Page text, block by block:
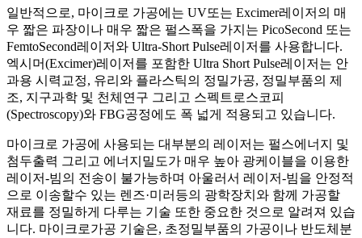
일반적으로, 마이크로 가공에는 UV또는 Excimer레이저의 매
우 짧은 파장이나 매우 짧은 펄스폭을 가지는 PicoSecond 또는
FemtoSecond레이저와 Ultra-Short Pulse레이저를 사용합니다.
엑시머(Excimer)레이저를 포함한 Ultra Short Pulse레이저는 안
과용 시력교정, 유리와 플라스틱의 정밀가공, 정밀부품의 제
조, 지구과학 및 천체연구 그리고 스펙트로스코피
(Spectroscopy)와 FBG공정에도 폭 넓게 적용되고 있습니다.
마이크로 가공에 사용되는 대부분의 레이저는 펄스에너지 및
첨두출력 그리고 에너지밀도가 매우 높아 광케이블을 이용한
레이저-빔의 전송이 불가능하며 아울러서 레이저-빔을 안정적
으로 이송할수 있는 렌즈·미러등의 광학장치와 함께 가공할
재료를 정밀하게 다루는 기술 또한 중요한 것으로 알려져 있습
니다. 마이크로가공 기술은, 초정밀부품의 가공이나 반도체분